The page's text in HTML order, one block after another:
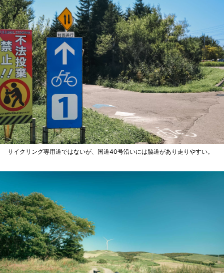
サイクリング専用道ではないが、国道40号沿いには脇道があり走りやすい。